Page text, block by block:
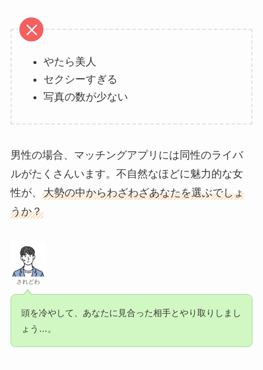
やたら美人
セクシーすぎる
写真の数が少ない
男性の場合、マッチングアプリには同性のライバ
ルがたくさんいます。不自然なほどに魅力的な女
性が、 大勢の中からわざわざあなたを選ぶでしょ
うか？
されどわ
頭を冷やして、あなたに見合った相手とやり取りしまし
ょう…。